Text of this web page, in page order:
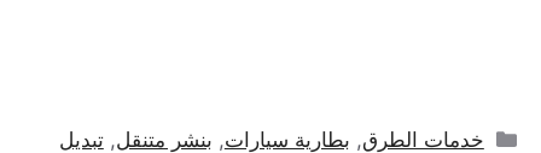
التصنيفات
خدمات الطرق, بطارية سيارات, بنشر متنقل,تبديل